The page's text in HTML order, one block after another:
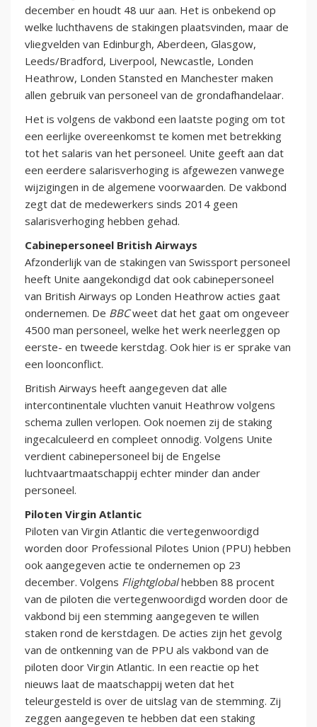
december en houdt 48 uur aan. Het is onbekend op
welke luchthavens de stakingen plaatsvinden, maar de
vliegvelden van Edinburgh, Aberdeen, Glasgow,
Leeds/Bradford, Liverpool, Newcastle, Londen
Heathrow, Londen Stansted en Manchester maken
allen gebruik van personeel van de grondafhandelaar.
Het is volgens de vakbond een laatste poging om tot
een eerlijke overeenkomst te komen met betrekking
tot het salaris van het personeel. Unite geeft aan dat
een eerdere salarisverhoging is afgewezen vanwege
wijzigingen in de algemene voorwaarden. De vakbond
zegt dat de medewerkers sinds 2014 geen
salarisverhoging hebben gehad.
Cabinepersoneel British Airways
Afzonderlijk van de stakingen van Swissport personeel
heeft Unite aangekondigd dat ook cabinepersoneel
van British Airways op Londen Heathrow acties gaat
ondernemen. De BBCweet dat het gaat om ongeveer
4500 man personeel, welke het werk neerleggen op
eerste- en tweede kerstdag. Ook hier is er sprake van
een loonconflict.
British Airways heeft aangegeven dat alle
intercontinentale vluchten vanuit Heathrow volgens
schema zullen verlopen. Ook noemen zij de staking
ingecalculeerd en compleet onnodig. Volgens Unite
verdient cabinepersoneel bij de Engelse
luchtvaartmaatschappij echter minder dan ander
personeel.
Piloten Virgin Atlantic
Piloten van Virgin Atlantic die vertegenwoordigd
worden door Professional Pilotes Union (PPU) hebben
ook aangegeven actie te ondernemen op 23
december. Volgens Flightglobalhebben 88 procent
van de piloten die vertegenwoordigd worden door de
vakbond bij een stemming aangegeven te willen
staken rond de kerstdagen. De acties zijn het gevolg
van de ontkenning van de PPU als vakbond van de
piloten door Virgin Atlantic. In een reactie op het
nieuws laat de maatschappij weten dat het
teleurgesteld is over de uitslag van de stemming. Zij
zeggen aangegeven te hebben dat een staking